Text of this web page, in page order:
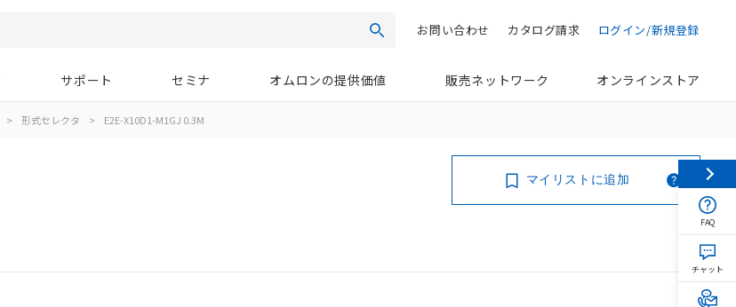
検索 ログイン/新規登録
カタログ請求
お問い合わせ
サポート セミナ オムロンの提供価値 販売ネットワーク オンラインストア
> 形式セレクタ > E2E-X10D1-M1GJ 0.3M
マイリストに追加
FAQ
チャット